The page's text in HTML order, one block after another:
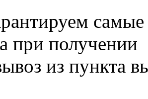
при получении
из пункта